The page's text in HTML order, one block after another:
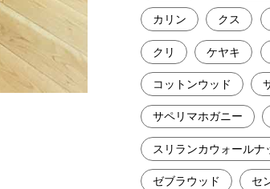
カリン クス
クリ ケヤキ
コットンウッド
サペリマホガニー
スリランカウォールナ
ゼブラウッド セ